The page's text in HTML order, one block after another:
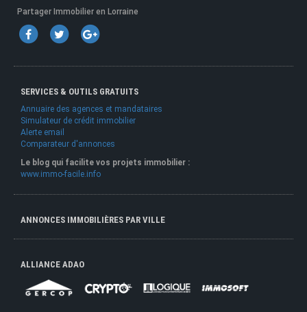
Partager Immobilier en Lorraine
SERVICES & OUTILS GRATUITS
Annuaire des agences et mandataires
Simulateur de crédit immobilier
Alerte email
Comparateur d'annonces
Le blog qui facilite vos projets immobilier :
www.immo-facile.info
ANNONCES IMMOBILIÈRES PAR VILLE
ALLIANCE ADAO